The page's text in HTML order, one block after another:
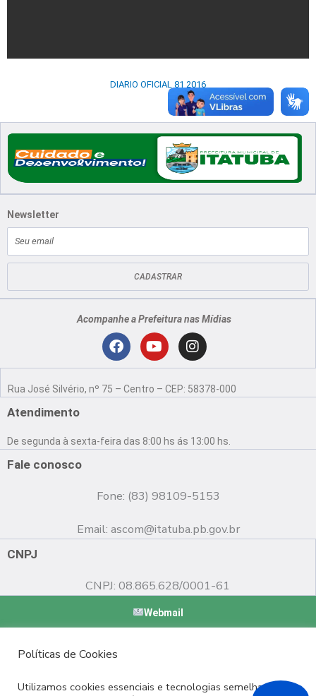
DIARIO OFICIAL 81 2016
Newsletter
mail
CADASTRAR
Acompanhe a Prefeitura nas Mídias
F
c
o
o
Y
u
b
e
I
n
s
g
r
Rua José Silvério, nº 75 – Centro – CEP: 58378-000
Atendimento
De segunda à sexta-feira das 8:00 hs ás 13:00 hs.
Fale conosco
Fone: (83) 98109-5153
Email: ascom@itatuba.pb.gov.br
CNPJ
CNPJ: 08.865.628/0001-61
Webmail
Políticas de Cookies
Utilizamos cookies essenciais e tecnologias semelhantes de